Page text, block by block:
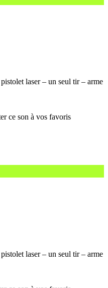
laser – un seul tir – arme
laser – un seul tir – arme